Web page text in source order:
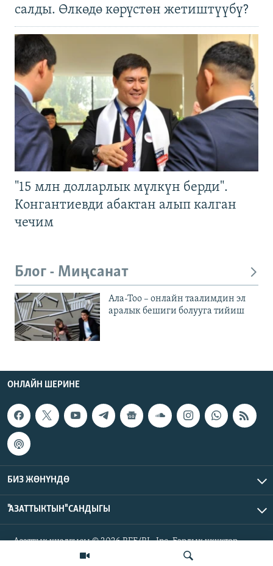
салды. Өлкөдө көрүстөн жетиштүүбү?
"15 млн долларлык мүлкүн берди".
Конгантиевди абактан алып калган
чечим
Блог - Миңсанат
Ала-Тоо – онлайн таалимдин эл
аралык бешиги болууга тийиш
ОНЛАЙН ШЕРИНЕ
БИЗ ЖӨНҮНДӨ
"АЗАТТЫКТЫН" САНДЫГЫ
Азаттык үналгысы © 2026 RFE/RL, Inc. Бардык укуктар